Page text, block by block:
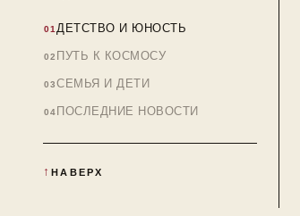
ДЕТСТВО И ЮНОСТЬ
ПУТЬ К КОСМОСУ
СЕМЬЯ И ДЕТИ
ПОСЛЕДНИЕ НОВОСТИ
НАВЕРХ